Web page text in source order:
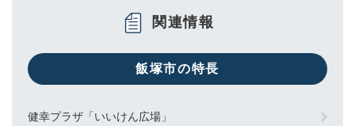
関連情報
飯塚市の特長
健幸プラザ「いいけん広場」